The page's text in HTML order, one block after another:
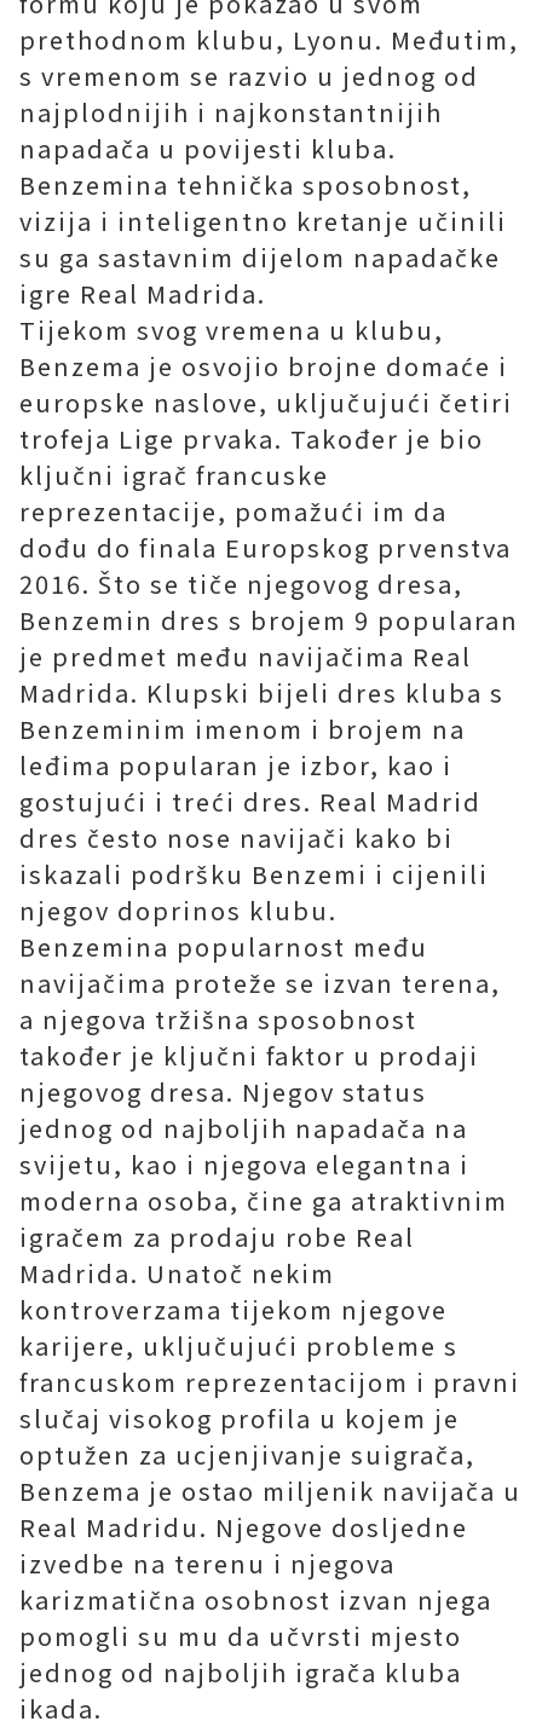
prethodnom klubu, Lyonu. Međutim,
s vremenom se razvio u jednog od
najplodnijih i najkonstantnijih
napadača u povijesti kluba.
Benzemina tehnička sposobnost,
vizija i inteligentno kretanje učinili
su ga sastavnim dijelom napadačke
igre Real Madrida.
Tijekom svog vremena u klubu,
Benzema je osvojio brojne domaće i
europske naslove, uključujući četiri
trofeja Lige prvaka. Također je bio
ključni igrač francuske
reprezentacije, pomažući im da
dođu do finala Europskog prvenstva
2016. Što se tiče njegovog dresa,
Benzemin dres s brojem 9 popularan
je predmet među navijačima Real
Madrida. Klupski bijeli dres kluba s
Benzeminim imenom i brojem na
leđima popularan je izbor, kao i
gostujući i treći dres. Real Madrid
dres često nose navijači kako bi
iskazali podršku Benzemi i cijenili
njegov doprinos klubu.
Benzemina popularnost među
navijačima proteže se izvan terena,
a njegova tržišna sposobnost
također je ključni faktor u prodaji
njegovog dresa. Njegov status
jednog od najboljih napadača na
svijetu, kao i njegova elegantna i
moderna osoba, čine ga atraktivnim
igračem za prodaju robe Real
Madrida. Unatoč nekim
kontroverzama tijekom njegove
karijere, uključujući probleme s
francuskom reprezentacijom i pravni
slučaj visokog profila u kojem je
optužen za ucjenjivanje suigrača,
Benzema je ostao miljenik navijača u
Real Madridu. Njegove dosljedne
izvedbe na terenu i njegova
karizmatična osobnost izvan njega
pomogli su mu da učvrsti mjesto
jednog od najboljih igrača kluba
ikada.